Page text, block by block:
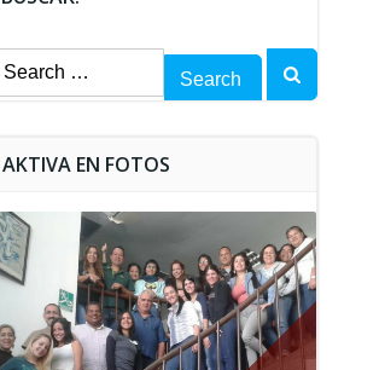
AKTIVA EN FOTOS